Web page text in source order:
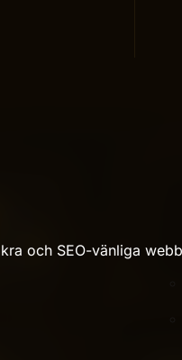
och SEO-vänliga